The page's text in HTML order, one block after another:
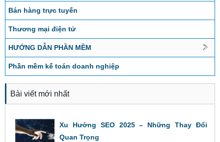
Bán hàng trực tuyến
Thương mại điện tử
HƯỚNG DẪN PHẦN MỀM
Phần mềm kế toán doanh nghiệp
Bài viết mới nhất
Xu Hướng SEO 2025 – Những Thay Đổi
Quan Trọng